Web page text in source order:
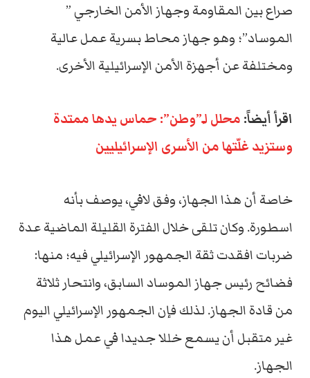
صراع بين المقاومة وجهاز الأمن الخارجي ”
الموساد”؛ وهو جهاز محاط بسرية عمل عالية
ومختلفة عن أجهزة الأمن الإسرائيلية الأخرى.
اقرأ أيضاً: محلل لـِ”وطن”: حماس يدها ممتدة
وستزيد غلّتها من الأسرى الإسرائيليين
خاصة أن هذا الجهاز، وفق لافي، يوصف بأنه
اسطورة. وكان تلقى خلال الفترة القليلة الماضية عدة
ضربات افقدت ثقة الجمهور الإسرائيلي فيه؛ منها:
فضائح رئيس جهاز الموساد السابق، وانتحار ثلاثة
من قادة الجهاز. لذلك فإن الجمهور الإسرائيلي اليوم
غير متقبل أن يسمع خللا جديدا في عمل هذا
الجهاز.